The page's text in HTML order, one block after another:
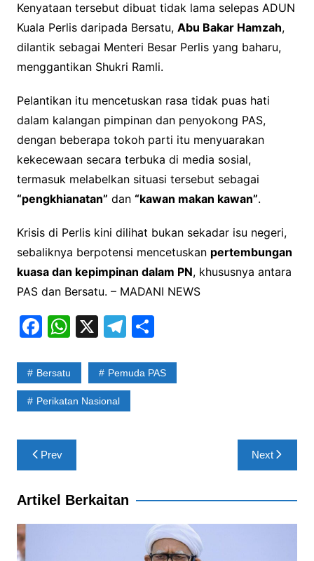
Kenyataan tersebut dibuat tidak lama selepas ADUN
Kuala Perlis daripada Bersatu, Abu Bakar Hamzah,
dilantik sebagai Menteri Besar Perlis yang baharu,
menggantikan Shukri Ramli.
Pelantikan itu mencetuskan rasa tidak puas hati
dalam kalangan pimpinan dan penyokong PAS,
dengan beberapa tokoh parti itu menyuarakan
kekecewaan secara terbuka di media sosial,
termasuk melabelkan situasi tersebut sebagai
“pengkhianatan” dan “kawan makan kawan”.
Krisis di Perlis kini dilihat bukan sekadar isu negeri,
sebaliknya berpotensi mencetuskan pertembungan
kuasa dan kepimpinan dalam PN, khususnya antara
PAS dan Bersatu. – MADANI NEWS
F
c
e
b
o
o
W
at
s
A
p
X T
e
gr
a
S
ar
Bersatu Pemuda PAS
Perikatan Nasional
Post
navigation
Prev Next
Artikel Berkaitan